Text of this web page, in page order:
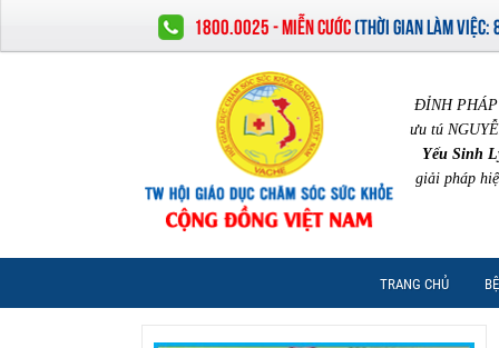
1800.0025 - MIỄN CƯỚC(THỜI GIAN LÀM VIỆC:
ĐỈNH
ưu tú
Yếu Sinh
giải pháp
TRANG CHỦ